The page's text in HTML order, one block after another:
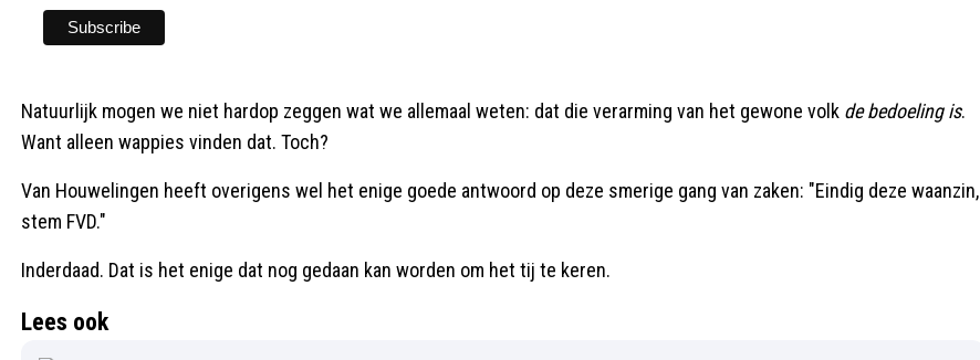
Natuurlijk mogen we niet hardop zeggen wat we allemaal weten: dat die verarming van het gewone volk de bedoeling is.
Want alleen wappies vinden dat. Toch?
Van Houwelingen heeft overigens wel het enige goede antwoord op deze smerige gang van zaken: "Eindig deze waanzin,
stem FVD."
Inderdaad. Dat is het enige dat nog gedaan kan worden om het tij te keren.
Lees ook